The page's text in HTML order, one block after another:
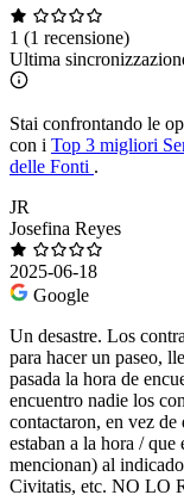
1 (1 recensione)
Ultima
Stai confrontando le
con i Top 3 migliori
delle Fonti .
JR
Josefina Reyes
2025-06-18
Google
Un desastre. Los
para hacer un paseo,
pasada la hora de
encuentro nadie los
contactaron, en vez
estaban a la hora /
mencionan) al
Civitatis, etc. NO LO